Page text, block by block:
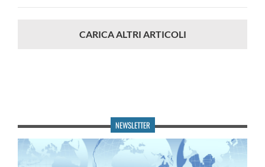
CARICA ALTRI ARTICOLI
NEWSLETTER